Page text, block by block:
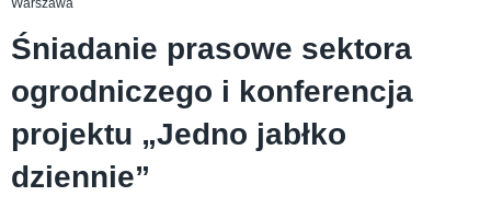
Warszawa
Śniadanie prasowe sektora
ogrodniczego i konferencja
projektu „Jedno jabłko
dziennie”